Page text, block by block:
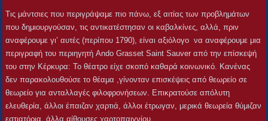
Τις μάντσιες που περιγράψαμε πιο πάνω, εξ αιτίας των προβλημάτων
που δημιουργούσαν, τις αντικατέστησαν οι καβαλκίνες, αλλά, πριν
αναφέρουμε γι’ αυτές (περίπου 1790), είναι αξιόλογο να αναφέρουμε μια
περιγραφή του περιηγητή Ando Grasset Saint Sauver από την επίσκεψή
του στην Κέρκυρα: Το θέατρο είχε σκοπό καθαρά κοινωνικό. Κανένας
δεν παρακολουθούσε το θέαμα ,γίνονταν επισκέψεις από θεωρείο σε
θεωρείο για ανταλλαγές φιλοφρονήσεων. Επικρατούσε απόλυτη
ελευθερία, άλλοι έπαιζαν χαρτιά, άλλοι έτρωγαν, μερικά θεωρεία θύμιζαν
εστιατόρια, άλλα αίθουσες χαρτοπαιγνίου.